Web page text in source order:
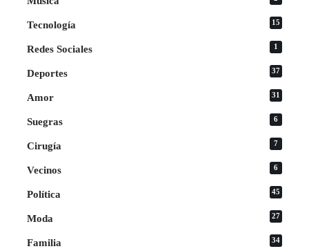
Tecnología 15
Redes Sociales 1
Deportes 37
Amor 31
Suegras 6
Cirugía 7
Vecinos 6
Política 45
Moda 27
Familia 34